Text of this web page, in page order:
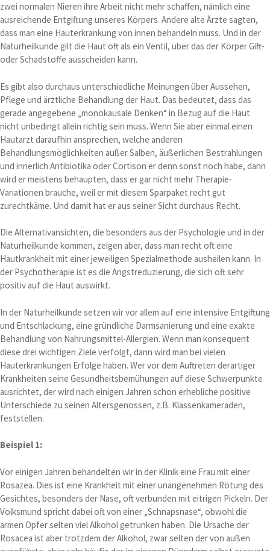
zwei normalen Nieren ihre Arbeit nicht mehr schaffen, nämlich eine
ausreichende Entgiftung unseres Körpers. Andere alte Ärzte sagten,
dass man eine Hauterkrankung von innen behandeln muss. Und in der
Naturheilkunde gilt die Haut oft als ein Ventil, über das der Körper Gift-
oder Schadstoffe ausscheiden kann.
Es gibt also durchaus unterschiedliche Meinungen über Aussehen,
Pflege und ärztliche Behandlung der Haut. Das bedeutet, dass das
gerade angegebene „monokausale Denken“ in Bezug auf die Haut
nicht unbedingt allein richtig sein muss. Wenn Sie aber einmal einen
Hautarzt daraufhin ansprechen, welche anderen
Behandlungsmöglichkeiten außer Salben, äußerlichen Bestrahlungen
und innerlich Antibiotika oder Cortison er denn sonst noch habe, dann
wird er meistens behaupten, dass er gar nicht mehr Therapie-
Variationen brauche, weil er mit diesem Sparpaket recht gut
zurechtkäme. Und damit hat er aus seiner Sicht durchaus Recht.
Die Alternativansichten, die besonders aus der Psychologie und in der
Naturheilkunde kommen, zeigen aber, dass man recht oft eine
Hautkrankheit mit einer jeweiligen Spezialmethode ausheilen kann. In
der Psychotherapie ist es die Angstreduzierung, die sich oft sehr
positiv auf die Haut auswirkt.
In der Naturheilkunde setzen wir vor allem auf eine intensive Entgiftung
und Entschlackung, eine gründliche Darmsanierung und eine exakte
Behandlung von Nahrungsmittel-Allergien. Wenn man konsequent
diese drei wichtigen Ziele verfolgt, dann wird man bei vielen
Hauterkrankungen Erfolge haben. Wer vor dem Auftreten derartiger
Krankheiten seine Gesundheitsbemühungen auf diese Schwerpunkte
ausrichtet, der wird nach einigen Jahren schon erhebliche positive
Unterschiede zu seinen Altersgenossen, z.B. Klassenkameraden,
feststellen.
Beispiel 1:
Vor einigen Jahren behandelten wir in der Klinik eine Frau mit einer
Rosazea. Dies ist eine Krankheit mit einer unangenehmen Rötung des
Gesichtes, besonders der Nase, oft verbunden mit eitrigen Pickeln. Der
Volksmund spricht dabei oft von einer „Schnapsnase“, obwohl die
armen Opfer selten viel Alkohol getrunken haben. Die Ursache der
Rosacea ist aber trotzdem der Alkohol, zwar selten der von außen